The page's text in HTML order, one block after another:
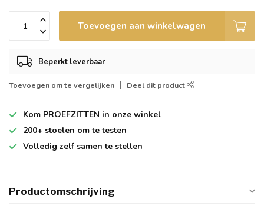
Toevoegen aan winkelwagen
Beperkt leverbaar
Toevoegen om te vergelijken Deel dit product
Kom PROEFZITTEN in onze winkel
200+ stoelen om te testen
Volledig zelf samen te stellen
Productomschrijving